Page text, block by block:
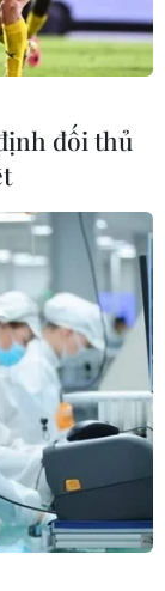
rùa kỳ lạ
lưới, chú rùa
màu trắng
đối thủ